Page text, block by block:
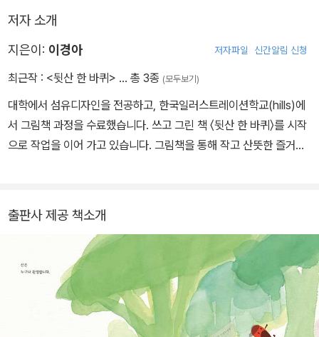
〈뒷산 한 바퀴〉는 한여름 무더위에 숨이 턱턱 막히는 날처럼 아무런
잠시 자기가 있던 자리에서 벗어나 조금은 낯선 곳에 가 보라고 말해
준다. 뒷산이 아니더라도 좋다. 지금 당장 여러분의 자리를 벗어나 동
네 한 바퀴라도 돌아 보자. ‘급할 때는 돌아가라’는 옛말이 있듯이 서
둘러야 할 때 오히려 천천히 되돌아볼 수 있는 시간이 필요하다고 귀
저자 소개
지은이: 이경아 저자파일 신간알림 신청
최근작 : <뒷산 한 바퀴> … 총 3종 (모두보기)
대학에서 섬유디자인을 전공하고, 한국일러스트레이션학교(hills)에
서 그림책 과정을 수료했습니다. 쓰고 그린 책 〈뒷산 한 바퀴〉를 시작
으로 작업을 이어 가고 있습니다. 그림책을 통해 작고 산뜻한 즐거움
출판사 제공 책소개